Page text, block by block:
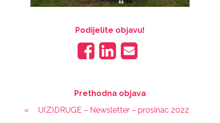
Podijelite objavu!
Prethodna objava
«
U(Z)DRUGE – Newsletter – prosinac 2022